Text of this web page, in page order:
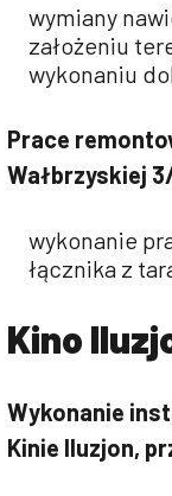
wymiany
założeniu
wykonaniu
Prace
Wałbrzyskiej
wykonanie
łącznika z
Kino
Wykonanie
Kinie Iluzjon,